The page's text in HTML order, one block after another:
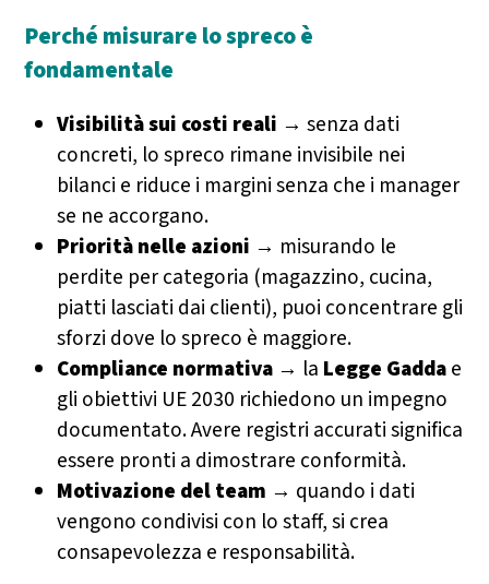
Perché misurare lo spreco è
fondamentale
Visibilità sui costi reali → senza dati
concreti, lo spreco rimane invisibile nei
bilanci e riduce i margini senza che i manager
se ne accorgano.
Priorità nelle azioni → misurando le
perdite per categoria (magazzino, cucina,
piatti lasciati dai clienti), puoi concentrare gli
sforzi dove lo spreco è maggiore.
Compliance normativa → la Legge Gaddae
gli obiettivi UE 2030 richiedono un impegno
documentato. Avere registri accurati significa
essere pronti a dimostrare conformità.
Motivazione del team → quando i dati
vengono condivisi con lo staff, si crea
consapevolezza e responsabilità.